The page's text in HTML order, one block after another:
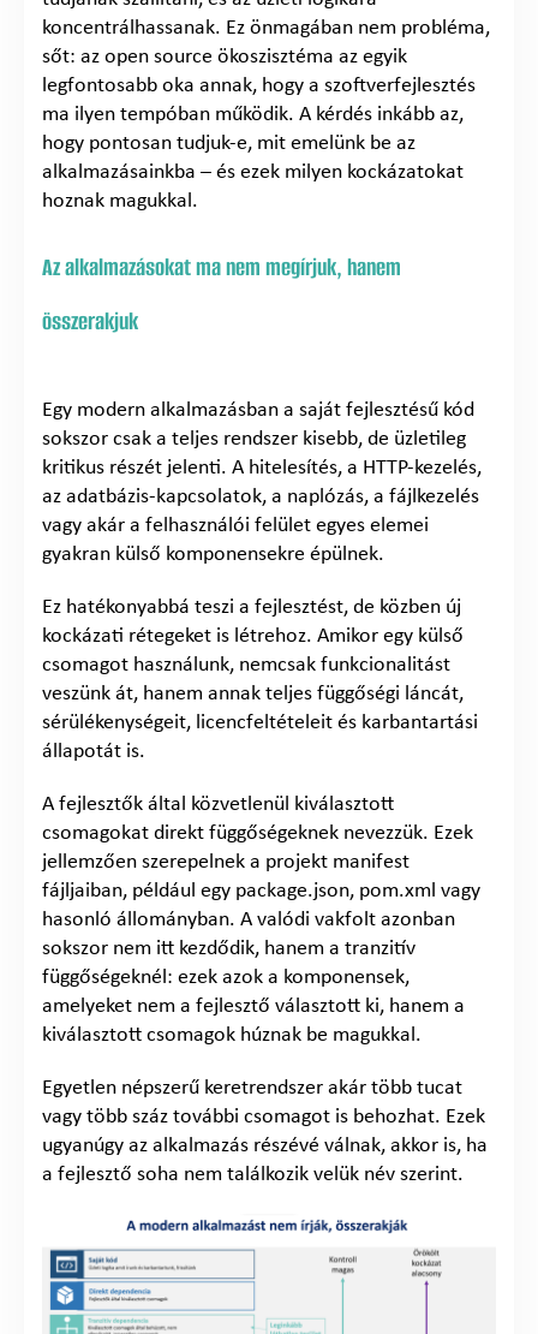
koncentrálhassanak. Ez önmagában nem probléma,
sőt: az open source ökoszisztéma az egyik
legfontosabb oka annak, hogy a szoftverfejlesztés
ma ilyen tempóban működik. A kérdés inkább az,
hogy pontosan tudjuk-e, mit emelünk be az
alkalmazásainkba – és ezek milyen kockázatokat
hoznak magukkal.
Az alkalmazásokat ma nem megírjuk, hanem
összerakjuk
Egy modern alkalmazásban a saját fejlesztésű kód
sokszor csak a teljes rendszer kisebb, de üzletileg
kritikus részét jelenti. A hitelesítés, a HTTP-kezelés,
az adatbázis-kapcsolatok, a naplózás, a fájlkezelés
vagy akár a felhasználói felület egyes elemei
gyakran külső komponensekre épülnek.
Ez hatékonyabbá teszi a fejlesztést, de közben új
kockázati rétegeket is létrehoz. Amikor egy külső
csomagot használunk, nemcsak funkcionalitást
veszünk át, hanem annak teljes függőségi láncát,
sérülékenységeit, licencfeltételeit és karbantartási
állapotát is.
A fejlesztők által közvetlenül kiválasztott
csomagokat direkt függőségeknek nevezzük. Ezek
jellemzően szerepelnek a projekt manifest
fájljaiban, például egy package.json, pom.xml vagy
hasonló állományban. A valódi vakfolt azonban
sokszor nem itt kezdődik, hanem a tranzitív
függőségeknél: ezek azok a komponensek,
amelyeket nem a fejlesztő választott ki, hanem a
kiválasztott csomagok húznak be magukkal.
Egyetlen népszerű keretrendszer akár több tucat
vagy több száz további csomagot is behozhat. Ezek
ugyanúgy az alkalmazás részévé válnak, akkor is, ha
a fejlesztő soha nem találkozik velük név szerint.